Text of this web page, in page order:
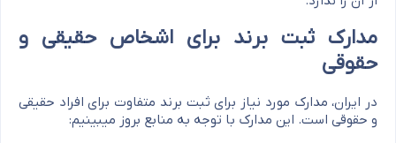
مدارک ثبت برند برای اشخاص حقیقی و
حقوقی
در ایران، مدارک مورد نیاز برای ثبت برند متفاوت برای افراد حقیقی
و حقوقی است. این مدارک با توجه به منابع بروز میبینیم: